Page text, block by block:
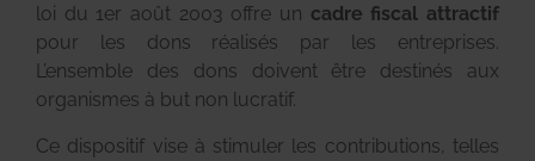
loi du 1er août 2003 offre un cadre fiscal attractif
pour les dons réalisés par les entreprises.
L’ensemble des dons doivent être destinés aux
organismes à but non lucratif.
Ce dispositif vise à stimuler les contributions, telles